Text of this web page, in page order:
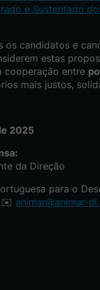
e Sustentado
os candidatos e
estas
cooperação entre
mais justos,
2025
da Direção
para o
✉️ animar@animar-